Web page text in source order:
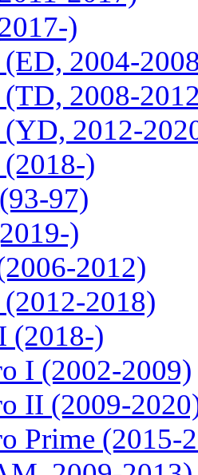
)
(ED, 2004-
(TD, 2008-
(YD, 2012-
(2018-)
97)
)
2012)
2018)
(2018-)
I (2002-2009)
II (2009-
Prime (2015-